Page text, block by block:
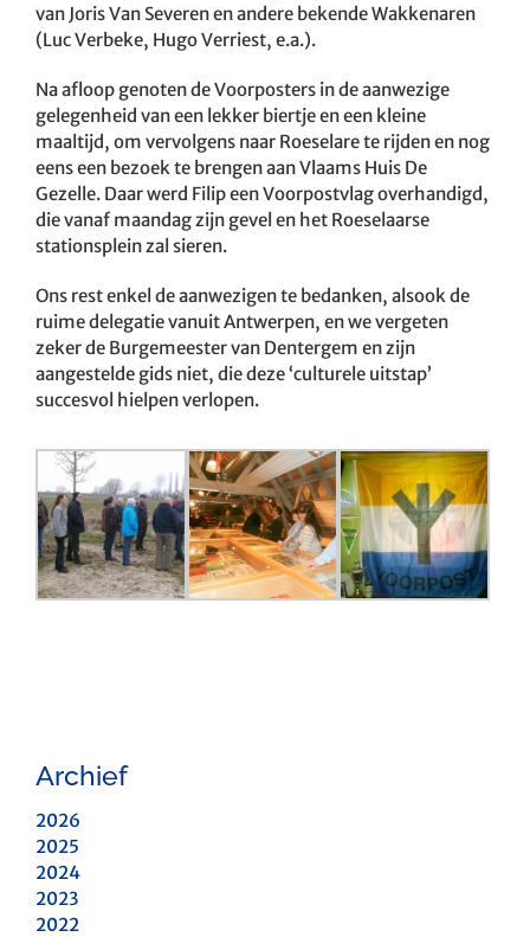
van Joris Van Severen en andere bekende Wakkenaren
(Luc Verbeke, Hugo Verriest, e.a.).
Na afloop genoten de Voorposters in de aanwezige
gelegenheid van een lekker biertje en een kleine
maaltijd, om vervolgens naar Roeselare te rijden en nog
eens een bezoek te brengen aan Vlaams Huis De
Gezelle. Daar werd Filip een Voorpostvlag overhandigd,
die vanaf maandag zijn gevel en het Roeselaarse
stationsplein zal sieren.
Ons rest enkel de aanwezigen te bedanken, alsook de
ruime delegatie vanuit Antwerpen, en we vergeten
zeker de Burgemeester van Dentergem en zijn
aangestelde gids niet, die deze ‘culturele uitstap’
succesvol hielpen verlopen.
Archief
2026
2025
2024
2023
2022